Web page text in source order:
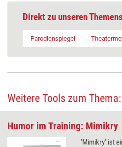
Direkt zu unseren
Parodienspiegel
Weitere Tools zum Thema:
Humor im Training: Mimikry
'Mimikry' ist